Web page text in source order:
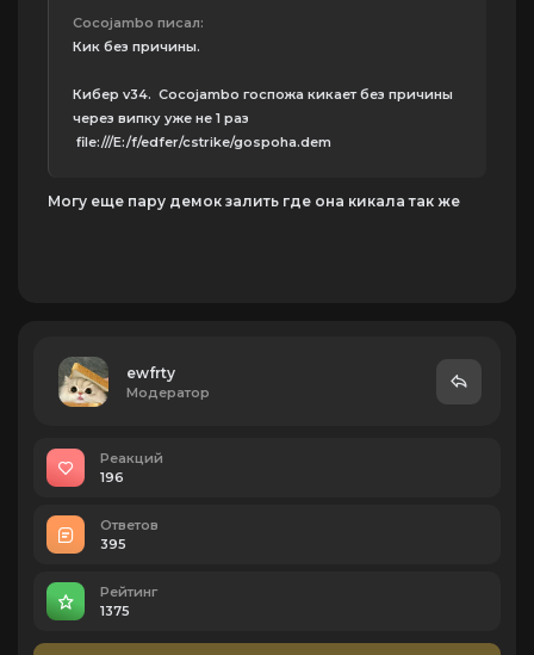
Cocojambo писал:
Кик без причины.
Кибер v34. Cocojambo госпожа кикает без причины
через випку уже не 1 раз
file:///E:/f/edfer/cstrike/gospoha.dem
Могу еще пару демок залить где она кикала так же
ewfrtу
Модератор
Реакций
196
Ответов
395
Рейтинг
1375